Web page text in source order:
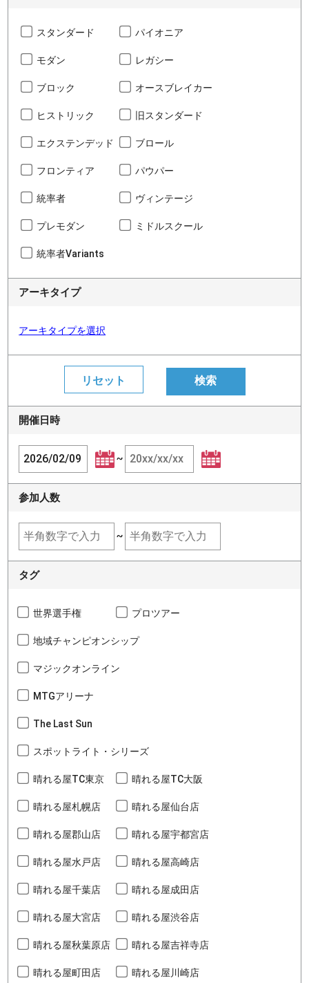
スタンダード パイオニア
モダン レガシー
ブロック オースブレイカー
ヒストリック 旧スタンダード
エクステンデッド ブロール
フロンティア パウパー
統率者 ヴィンテージ
プレモダン ミドルスクール
統率者Variants
アーキタイプ
アーキタイプを選択
開催日時
~
参加人数
~
タグ
世界選手権 プロツアー
地域チャンピオンシップ
マジックオンライン
MTGアリーナ
The Last Sun
スポットライト・シリーズ
晴れる屋TC東京 晴れる屋TC大阪
晴れる屋札幌店 晴れる屋仙台店
晴れる屋郡山店 晴れる屋宇都宮店
晴れる屋水戸店 晴れる屋高崎店
晴れる屋千葉店 晴れる屋成田店
晴れる屋大宮店 晴れる屋渋谷店
晴れる屋秋葉原店 晴れる屋吉祥寺店
晴れる屋町田店 晴れる屋川崎店